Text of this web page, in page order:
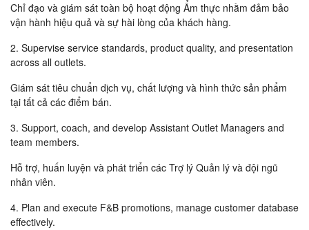
Chỉ đạo và giám sát toàn bộ hoạt động Ẩm thực nhằm đảm bảo
vận hành hiệu quả và sự hài lòng của khách hàng.
2. Supervise service standards, product quality, and presentation
across all outlets.
Giám sát tiêu chuẩn dịch vụ, chất lượng và hình thức sản phẩm
tại tất cả các điểm bán.
3. Support, coach, and develop Assistant Outlet Managers and
team members.
Hỗ trợ, huấn luyện và phát triển các Trợ lý Quản lý và đội ngũ
nhân viên.
4. Plan and execute F&B promotions, manage customer database
effectively.